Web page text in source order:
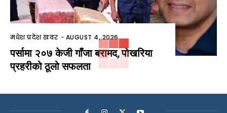
मधेश प्रदेश खवर - AUGUST 4, 2026
पर्सामा २०७ केजी गाँजा बरामद, पोखरिया
प्रहरीको ठूलो सफलता